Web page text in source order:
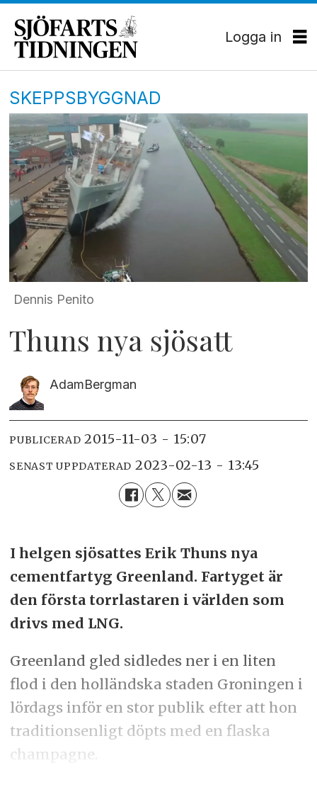
Logga in
SKEPPSBYGGNAD
Dennis Penito
Thuns nya sjösatt
AdamBergman
PUBLICERAD 2015-11-03 - 15:07
SENAST UPPDATERAD 2023-02-13 - 13:45
I helgen sjösattes Erik Thuns nya
cementfartyg Greenland. Fartyget är
den första torrlastaren i världen som
drivs med LNG.
Greenland gled sidledes ner i en liten
flod i den holländska staden Groningen i
lördags inför en stor publik efter att hon
traditionsenligt döpts med en flaska
champagne.